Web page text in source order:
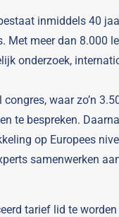
inmiddels 40
meer dan 8.000
onderzoek,
waar zo’n
te bespreken.
op Europees
samenwerken
tarief lid te